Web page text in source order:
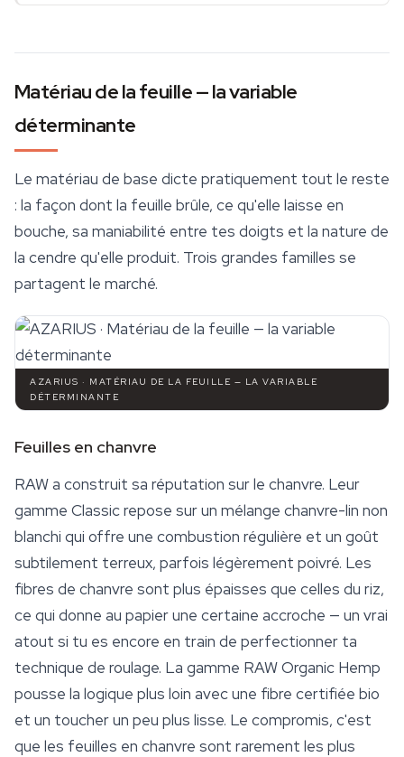
Matériau de la feuille — la variable
déterminante
Le matériau de base dicte pratiquement tout le reste
: la façon dont la feuille brûle, ce qu'elle laisse en
bouche, sa maniabilité entre tes doigts et la nature de
la cendre qu'elle produit. Trois grandes familles se
partagent le marché.
AZARIUS · MATÉRIAU DE LA FEUILLE — LA VARIABLE
DÉTERMINANTE
Feuilles en chanvre
RAWa construit sa réputation sur le chanvre. Leur
gamme Classic repose sur un mélange chanvre-lin non
blanchi qui offre une combustion régulière et un goût
subtilement terreux, parfois légèrement poivré. Les
fibres de chanvre sont plus épaisses que celles du riz,
ce qui donne au papier une certaine accroche — un vrai
atout si tu es encore en train de perfectionner ta
technique de roulage. La gamme RAW Organic Hemp
pousse la logique plus loin avec une fibre certifiée bio
et un toucher un peu plus lisse. Le compromis, c'est
que les feuilles en chanvre sont rarement les plus